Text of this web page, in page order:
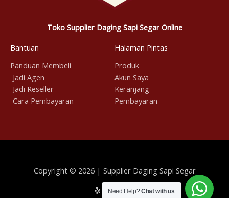
Toko Supplier Daging Sapi Segar Online
Bantuan
Panduan Membeli
Jadi Agen
Jadi Reseller
Cara Pembayaran
Halaman Pintas
Produk
Akun Saya
Keranjang
Pembayaran
Copyright © 2026 | Supplier Daging Sapi Segar
Need Help?Chat with us